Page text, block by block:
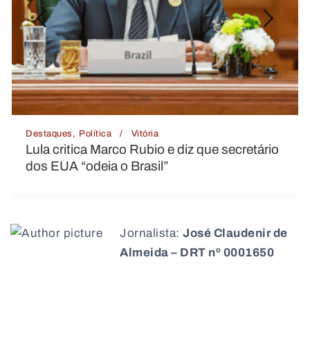
Destaques
MP pede suspensão ou
Rodoviária do Coxipó por falta de
Jornalista: José Claudenir de
Almeida – DRT nº 0001650